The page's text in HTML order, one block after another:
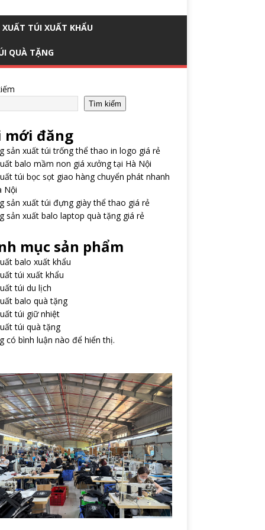
XUẤT TÚI XUẤT KHẨU
QUÀ TẶNG
Tìm kiếm
mới đăng
sản xuất túi trống thể thao in logo giá rẻ
balo mầm non giá xưởng tại Hà Nội
túi bọc sọt giao hàng chuyển phát nhanh
Nội
sản xuất túi đựng giày thể thao giá rẻ
sản xuất balo laptop quà tặng giá rẻ
mục sản phẩm
balo xuất khẩu
túi xuất khẩu
túi du lịch
balo quà tặng
túi giữ nhiệt
túi quà tặng
có bình luận nào để hiển thị.